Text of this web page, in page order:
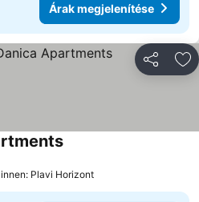
Árak megjelenítése
Árak megjelenítése
Plavi Horizont